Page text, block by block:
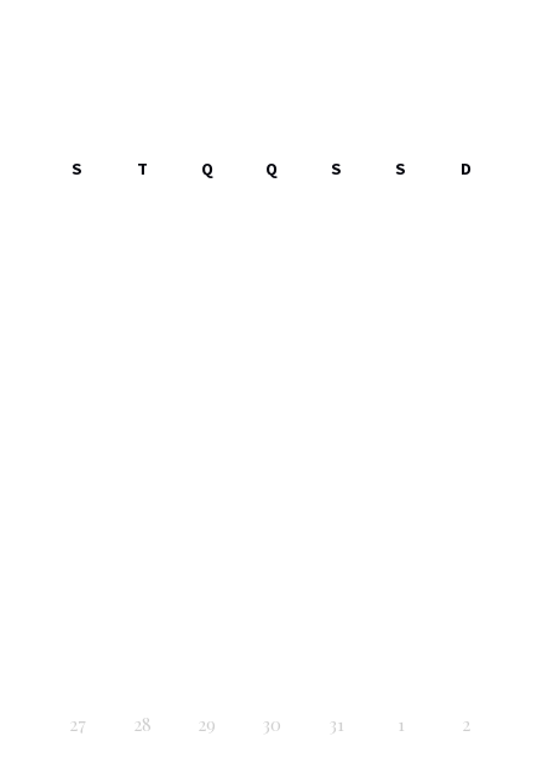
S T Q Q S S D
27 28 29 30 31 1 2